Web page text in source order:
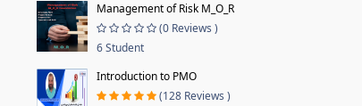
Management of Risk M_O_R
(0 Reviews )
6 Student
Introduction to PMO
(128 Reviews )